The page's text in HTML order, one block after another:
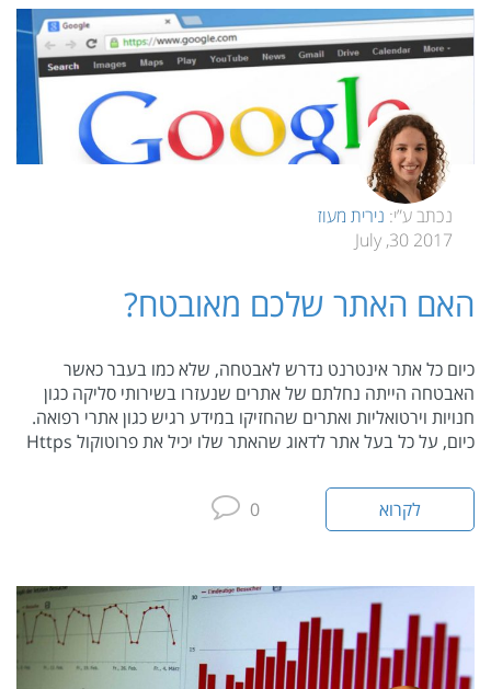
נכתב ע”י: נירית מעוז
2017 30, July
האם האתר שלכם מאובטח?
כיום כל אתר אינטרנט נדרש לאבטחה, שלא כמו בעבר כאשר
האבטחה הייתה נחלתם של אתרים שנעזרו בשירותי סליקה כגון
חנויות וירטואליות ואתרים שהחזיקו במידע רגיש כגון אתרי רפואה.
כיום, על כל בעל אתר לדאוג שהאתר שלו יכיל את פרוטוקול Https
לקרוא 0